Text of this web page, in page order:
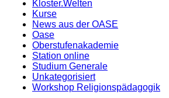
Kloster.Welten
Kurse
News aus der OASE
Oase
Oberstufenakademie
Station online
Studium Generale
Unkategorisiert
Workshop Religionspädagogik